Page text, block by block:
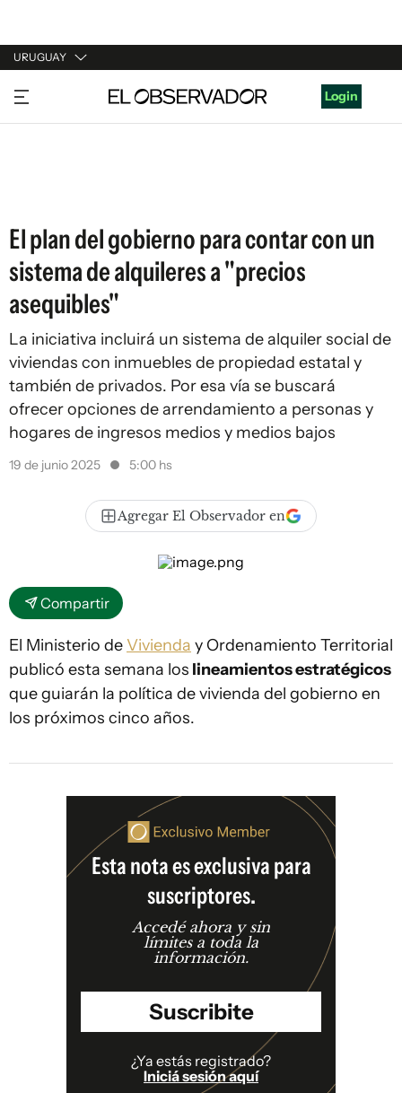
URUGUAY
URUGUAY
ARGENTINA
Login
El plan del gobierno para contar con un
sistema de alquileres a "precios
asequibles"
La iniciativa incluirá un sistema de alquiler social de
viviendas con inmuebles de propiedad estatal y
también de privados. Por esa vía se buscará
ofrecer opciones de arrendamiento a personas y
hogares de ingresos medios y medios bajos
19 de junio 2025 5:00 hs
Agregar El Observador en
Compartir
El Ministerio deVivienda y Ordenamiento Territorial
publicó esta semana los lineamientos estratégicos
que guiarán la política de vivienda del gobierno en
los próximos cinco años.
Esta nota es exclusiva para
suscriptores.
Accedé ahora y sin
límites a toda la
información.
Suscribite
¿Ya estás registrado?
Iniciá sesión aquí